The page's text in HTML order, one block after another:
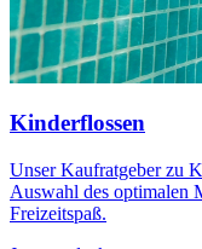
Kinderflossen
Unser Kaufratgeber zu
Auswahl des optimalen
Freizeitspaß.